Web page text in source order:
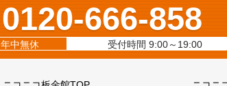
0120-666-858
年中無休 受付時間 9:00～19:00